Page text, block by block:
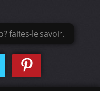
faites-le savoir.